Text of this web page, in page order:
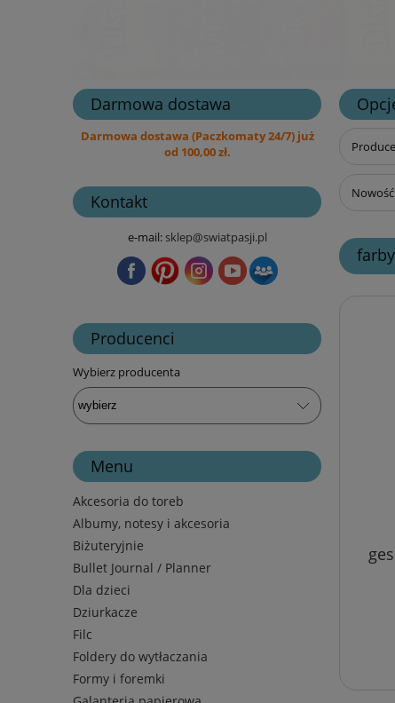
Darmowa dostawa
Darmowa dostawa (Paczkomaty 24/7) już
od 100,00 zł.
Kontakt
e-mail:sklep@swiatpasji.pl
Producenci
Wybierz producenta
Menu
Akcesoria do toreb
Albumy, notesy i akcesoria
Biżuteryjnie
Bullet Journal / Planner
Dla dzieci
Dziurkacze
Filc
Foldery do wytłaczania
Formy i foremki